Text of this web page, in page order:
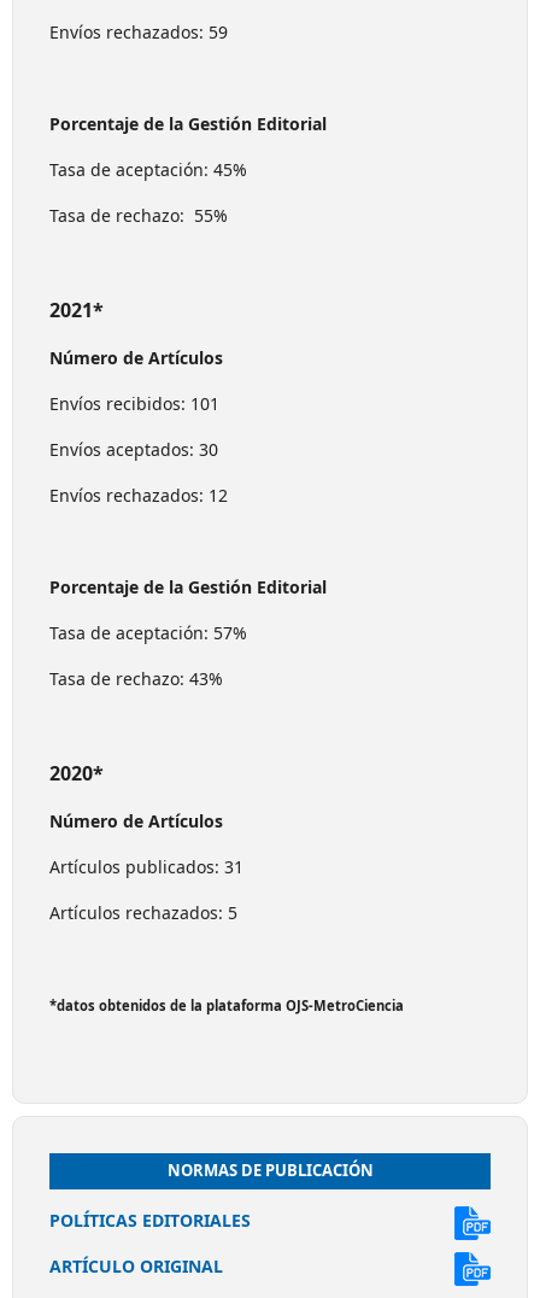
Envíos rechazados: 59
Porcentaje de la Gestión Editorial
Tasa de aceptación: 45%
Tasa de rechazo: 55%
2021*
Número de Artículos
Envíos recibidos: 101
Envíos aceptados: 30
Envíos rechazados: 12
Porcentaje de la Gestión Editorial
Tasa de aceptación: 57%
Tasa de rechazo: 43%
2020*
Número de Artículos
Artículos publicados: 31
Artículos rechazados: 5
*datos obtenidos de la plataforma OJS-MetroCiencia
NORMAS DE PUBLICACIÓN
POLÍTICAS EDITORIALES
ARTÍCULO ORIGINAL